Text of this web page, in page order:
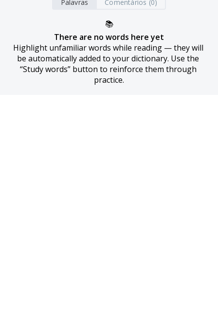
Palavras Comentários (0)
📚
There are no words here yet
Highlight unfamiliar words while reading — they will
be automatically added to your dictionary. Use the
“Study words” button to reinforce them through
practice.